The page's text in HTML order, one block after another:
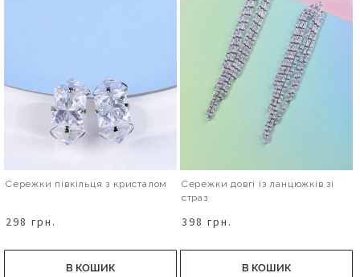
Сережки півкільця з кристалом
298 грн.
В КОШИК
Сережки довгі із ланцюжків зі
страз
398 грн.
В КОШИК